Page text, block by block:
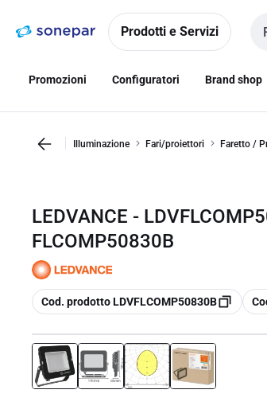
navigazionealla
Prodotti e Servizi
Promozioni Configuratori Brand shop
Illuminazione Fari/proiettori Faretto /
LEDVANCE -
FLCOMP50830B
copia
Cod. prodotto LDVFLCOMP50830B